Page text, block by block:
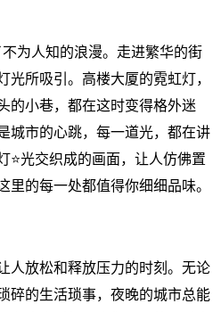
为人知的浪漫。走进繁华的街
光所吸引。高楼大厦的霓虹灯，
的小巷，都在这时变得格外迷
城市的心跳，每一道光，都在讲
⭐光交织成的画面，让人仿佛置
里的每一处都值得你细细品味。
人放松和释放压力的时刻。无论
碎的生活琐事，夜晚的城市总能